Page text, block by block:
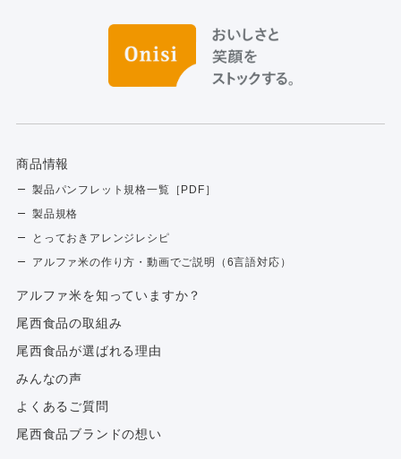
商品情報
製品パンフレット規格一覧［PDF］
製品規格
とっておきアレンジレシピ
アルファ米の作り方・動画でご説明（6言語対応）
アルファ⽶を知っていますか？
尾西食品の取組み
尾西食品が選ばれる理由
みんなの声
よくあるご質問
尾西食品ブランドの想い